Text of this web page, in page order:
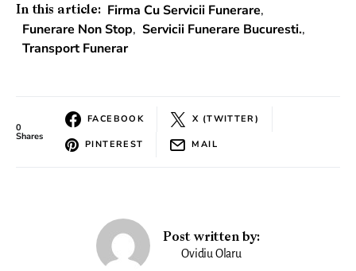
In this article: Firma Cu Servicii Funerare,
Funerare Non Stop, Servicii Funerare Bucuresti.,
Transport Funerar
0
Shares
FACEBOOK X (TWITTER)
PINTEREST MAIL
Post written by:
Ovidiu Olaru